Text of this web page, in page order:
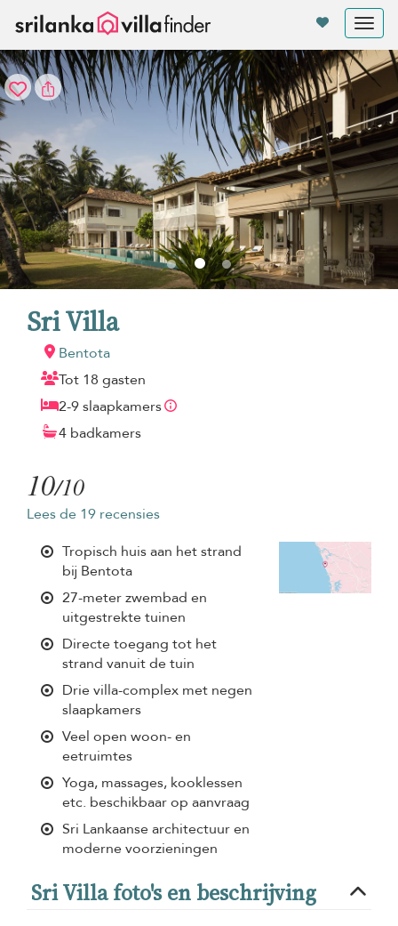
Sri Villa
Bentota
Tot 18 gasten
2-9 slaapkamers
4 badkamers
10/10
Lees de 19 recensies
Tropisch huis aan het strand
bij Bentota
27-meter zwembad en
uitgestrekte tuinen
Directe toegang tot het
strand vanuit de tuin
Drie villa-complex met negen
slaapkamers
Veel open woon- en
eetruimtes
Yoga, massages, kooklessen
etc. beschikbaar op aanvraag
Sri Lankaanse architectuur en
moderne voorzieningen
Sri Villa foto's en beschrijving
Cookies beheer paneel